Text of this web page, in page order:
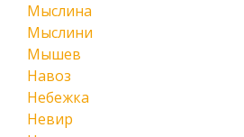
Мыслина
Мыслини
Мышев
Навоз
Небежка
Невир